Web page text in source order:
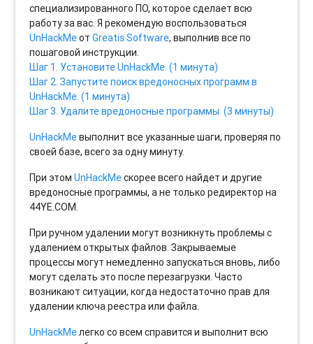
специализированного ПО, которое сделает всю
работу за вас. Я рекомендую воспользоваться
UnHackMeотGreatis Software, выполнив все по
пошаговой инструкции.
Шаг 1. Установите UnHackMe. (1 минута)
Шаг 2. Запустите поиск вредоносных программ в
UnHackMe. (1 минута)
Шаг 3. Удалите вредоносные программы. (3 минуты)
UnHackMeвыполнит все указанные шаги, проверяя по
своей базе, всего за одну минуту.
При этомUnHackMeскорее всего найдет и другие
вредоносные программы, а не только редиректор на
44YE.COM.
При ручном удалении могут возникнуть проблемы с
удалением открытых файлов. Закрываемые
процессы могут немедленно запускаться вновь, либо
могут сделать это после перезагрузки. Часто
возникают ситуации, когда недостаточно прав для
удалении ключа реестра или файла.
UnHackMeлегко со всем справится и выполнит всю